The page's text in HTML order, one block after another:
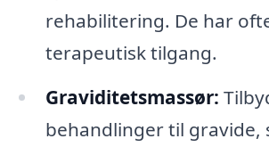
rehabilitering. De har
terapeutisk tilgang.
Graviditetsmassør:
behandlinger til gravide,